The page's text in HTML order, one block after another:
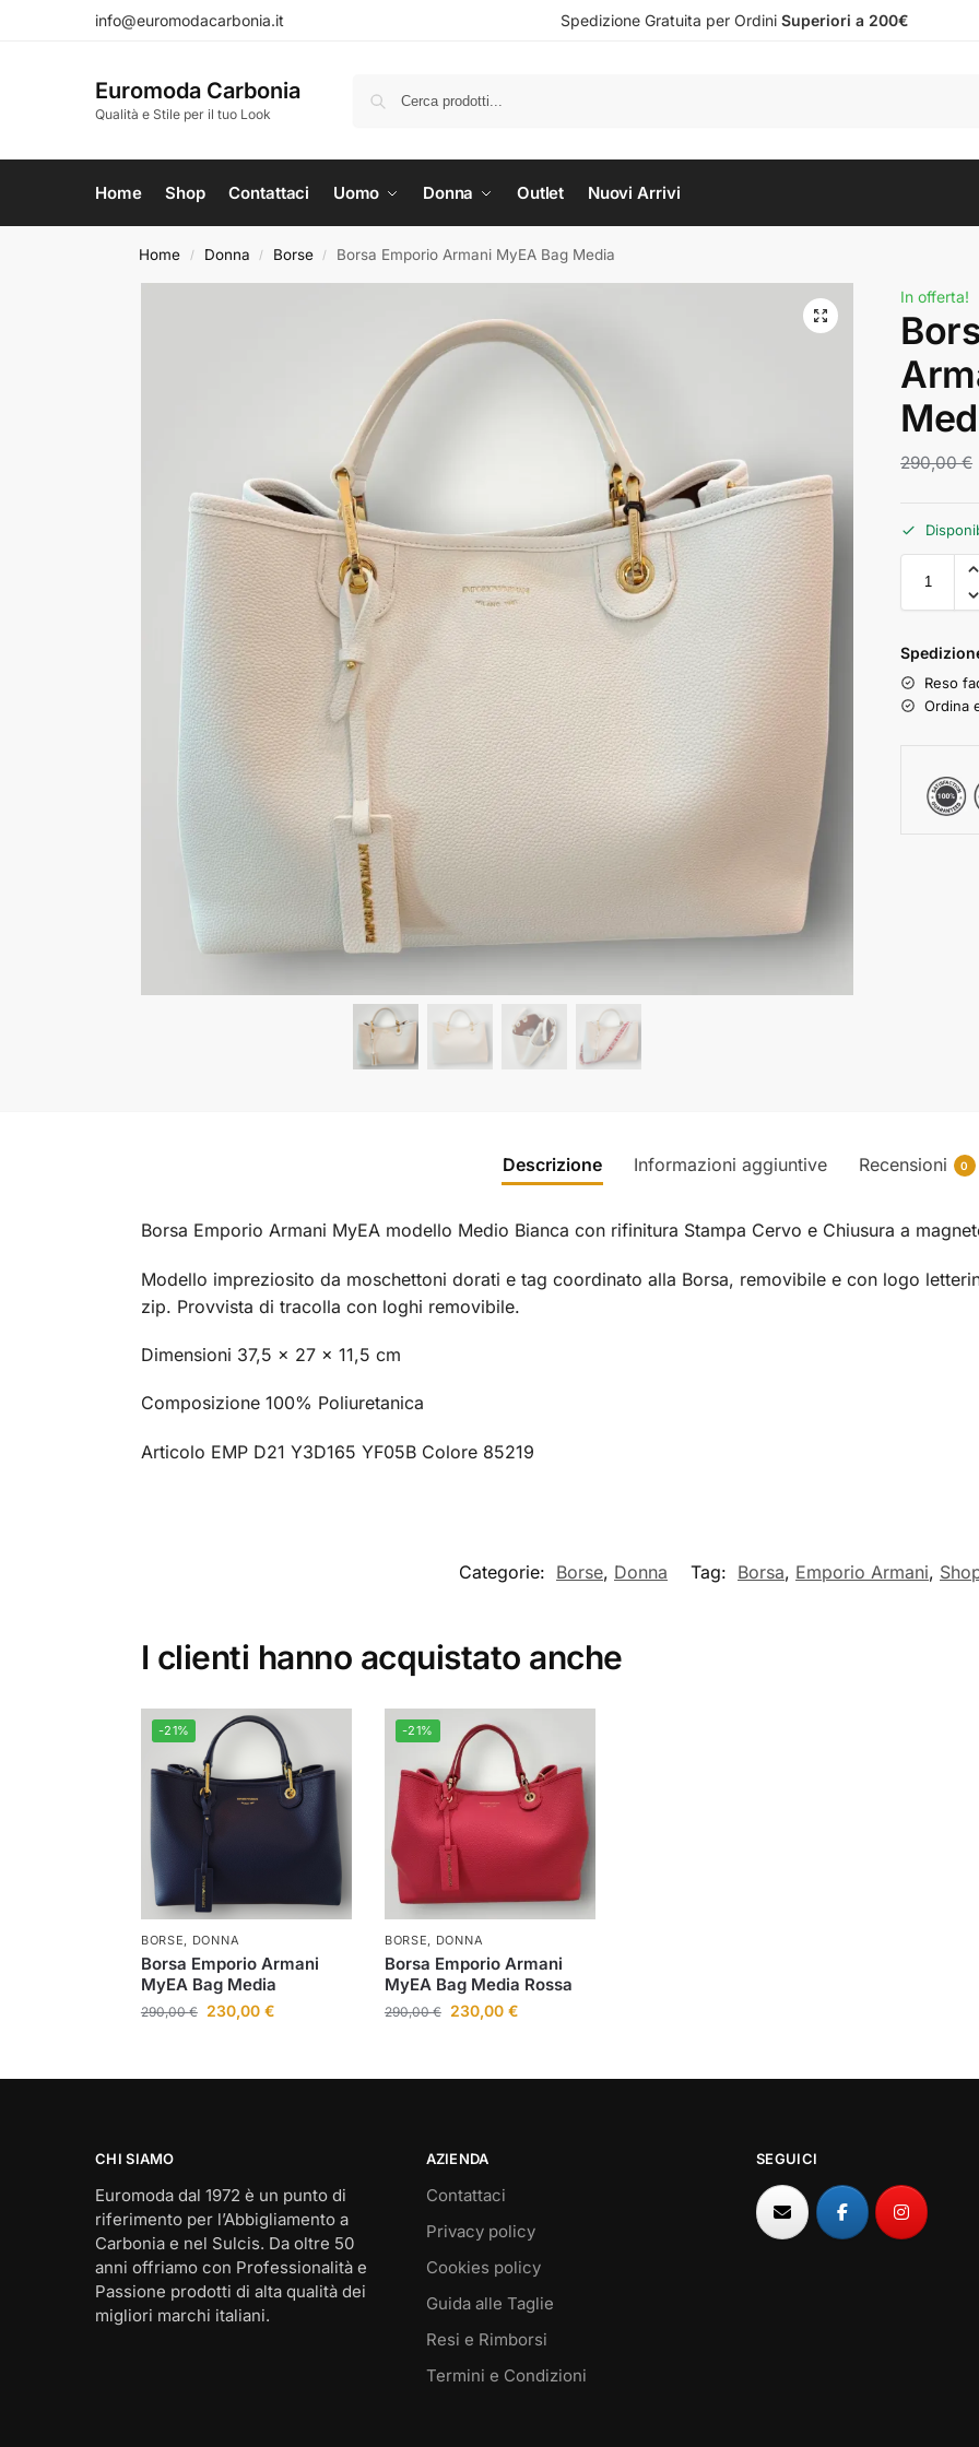
info@euromodacarbonia.it Spedizione Gratuita per Ordini Superiori a 200€
Euromoda Carbonia
Qualità e Stile per il tuo Look
Home Shop Contattaci Uomo Donna Outlet Nuovi Arrivi
Home / Donna / Borse / Borsa Emporio Armani MyEA Bag Media
In offerta!
290,00€
Reso
Ordina
Descrizione Informazioni aggiuntive Recensioni 0
Borsa Emporio Armani MyEA modello Medio Bianca con rifinitura Stampa Cervo e Chiusura a
Modello impreziosito da moschettoni dorati e tag coordinato alla Borsa, removibile e con logo
zip. Provvista di tracolla con loghi removibile.
Dimensioni 37,5 x 27 x 11,5 cm
Composizione 100% Poliuretanica
Articolo EMP D21 Y3D165 YF05B Colore 85219
Categorie: Borse, Donna Tag: Borsa, Emporio Armani,
I clienti hanno acquistato anche
-21%
BORSE, DONNA
Borsa Emporio Armani
MyEA Bag Media
290,00€ 230,00 €
-21%
BORSE, DONNA
Borsa Emporio Armani
MyEA Bag Media Rossa
290,00€ 230,00 €
CHI SIAMO
Euromoda dal 1972 è un punto di
riferimento per l’Abbigliamento a
Carbonia e nel Sulcis. Da oltre 50
anni offriamo con Professionalità e
Passione prodotti di alta qualità dei
migliori marchi italiani.
AZIENDA
Contattaci
Privacy policy
Cookies policy
Guida alle Taglie
Resi e Rimborsi
Termini e Condizioni
SEGUICI